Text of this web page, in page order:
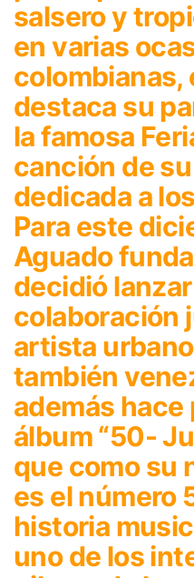
salsero y
en varias
colombianas,
destaca su
la famosa
canción de
dedicada a
Para este
Aguado
decidió lanzar
colaboración
artista
también
además hace
álbum “50-
que como su
es el número
historia
uno de los